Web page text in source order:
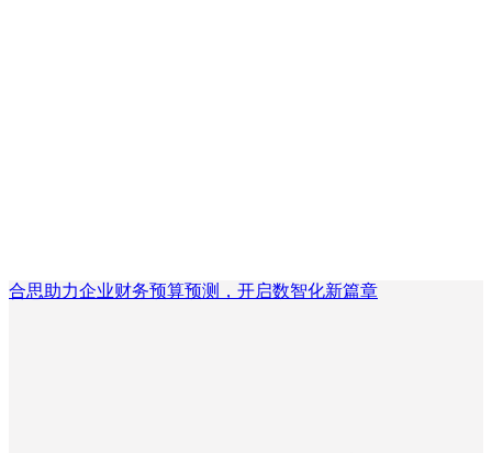
合思助力企业财务预算预测，开启数智化新篇章